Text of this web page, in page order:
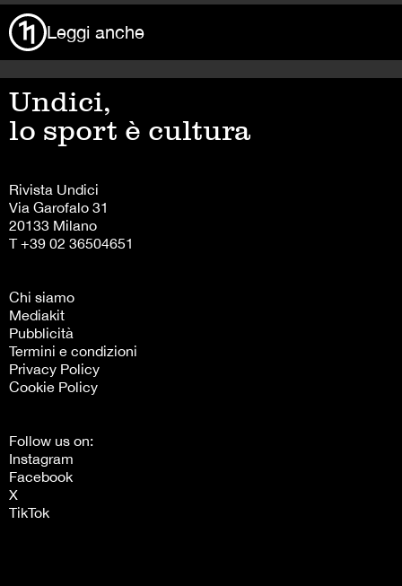
Leggi anche
Undici,
lo sport è cultura
Rivista Undici
Via Garofalo 31
20133 Milano
T +39 02 36504651
Chi siamo
Mediakit
Pubblicità
Termini e condizioni
Privacy Policy
Cookie Policy
Follow us on:
Instagram
Facebook
X
TikTok